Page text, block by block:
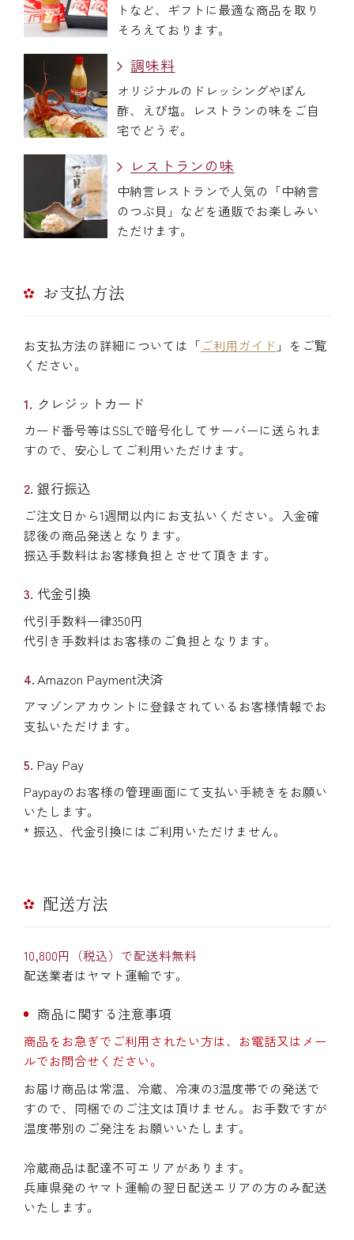
トなど、ギフトに最適な商品を取り
そろえております。
調味料
オリジナルのドレッシングやぽん
酢、えび塩。レストランの味をご自
宅でどうぞ。
レストランの味
中納言レストランで人気の「中納言
のつぶ貝」などを通販でお楽しみい
ただけます。
お支払方法
お支払方法の詳細については「ご利用ガイド 」をご覧
ください。
クレジットカード
カード番号等はSSLで暗号化してサーバーに送られま
すので、安心してご利用いただけます。
銀行振込
ご注文日から1週間以内にお支払いください。入金確
認後の商品発送となります。
振込手数料はお客様負担とさせて頂きます。
代金引換
代引手数料一律350円
代引き手数料はお客様のご負担となります。
Amazon Payment決済
アマゾンアカウントに登録されているお客様情報でお
支払いただけます。
Pay Pay
Paypayのお客様の管理画面にて支払い手続きをお願い
いたします。
* 振込、代金引換にはご利用いただけません。
配送方法
10,800円（税込）で配送料無料
配送業者はヤマト運輸です。
商品に関する注意事項
商品をお急ぎでご利用されたい方は、お電話又はメー
ルでお問合せください。
お届け商品は常温、冷蔵、冷凍の3温度帯での発送で
すので、同梱でのご注文は頂けません。お手数ですが
温度帯別のご発注をお願いいたします。
冷蔵商品は配達不可エリアがあります。
兵庫県発のヤマト運輸の翌日配送エリアの方のみ配送
いたします。